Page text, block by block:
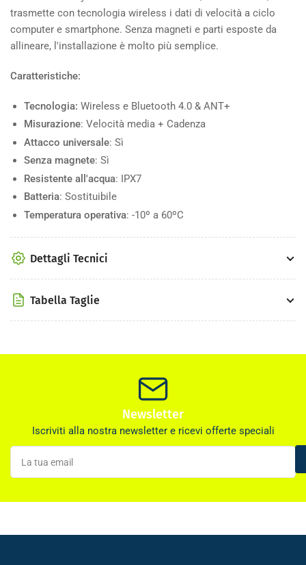
trasmette con tecnologia wireless i dati di velocità a ciclo
computer e smartphone. Senza magneti e parti esposte da
allineare, l'installazione è molto più semplice.
Caratteristiche:
Tecnologia: Wireless e Bluetooth 4.0 & ANT+
Misurazione: Velocità media + Cadenza
Attacco universale: Sì
Senza magnete: Sì
Resistente all'acqua: IPX7
Batteria: Sostituibile
Temperatura operativa: -10º a 60ºC
Dettagli Tecnici
Tabella Taglie
Newsletter
Iscriviti alla nostra newsletter e ricevi offerte speciali
La
tua
email